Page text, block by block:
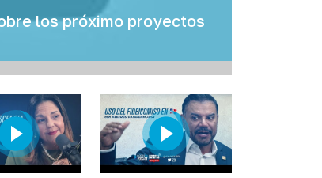
los próximo proyectos